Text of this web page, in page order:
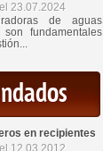
23.07.2024
de aguas
son fundamentales
en recipientes
12.03.2012